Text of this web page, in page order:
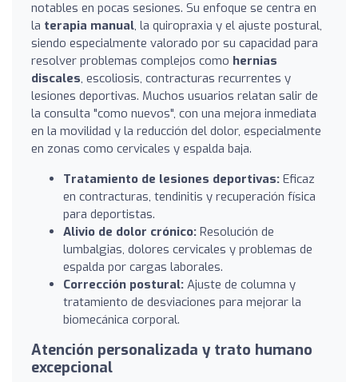
notables en pocas sesiones. Su enfoque se centra en
la terapia manual, la quiropraxia y el ajuste postural,
siendo especialmente valorado por su capacidad para
resolver problemas complejos como hernias
discales, escoliosis, contracturas recurrentes y
lesiones deportivas. Muchos usuarios relatan salir de
la consulta "como nuevos", con una mejora inmediata
en la movilidad y la reducción del dolor, especialmente
en zonas como cervicales y espalda baja.
Tratamiento de lesiones deportivas: Eficaz
en contracturas, tendinitis y recuperación física
para deportistas.
Alivio de dolor crónico: Resolución de
lumbalgias, dolores cervicales y problemas de
espalda por cargas laborales.
Corrección postural: Ajuste de columna y
tratamiento de desviaciones para mejorar la
biomecánica corporal.
Atención personalizada y trato humano
excepcional